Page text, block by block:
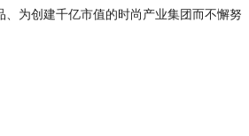
为创建千亿市值的时尚产业集团而不懈努